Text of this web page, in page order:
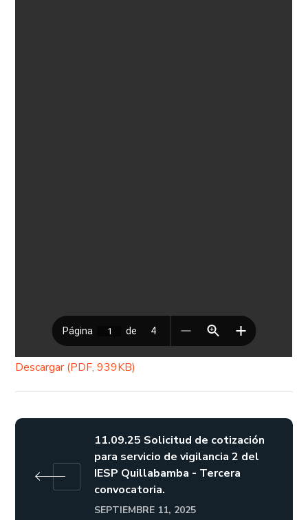
Descargar (PDF, 939KB)
11.09.25 Solicitud de cotización
para servicio de vigilancia 2 del
IESP Quillabamba - Tercera
convocatoria.
SEPTIEMBRE 11, 2025